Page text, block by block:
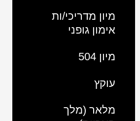
מיון מדריכי/ות
אימון גופני
מיון 504
עוקץ
מלאר (מלך